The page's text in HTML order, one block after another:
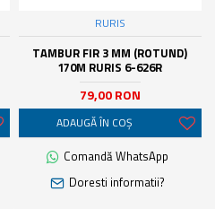
RURIS
TAMBUR FIR 3 MM (ROTUND)
170M RURIS 6-626R
79,00 RON
ADAUGĂ ÎN COŞ
Comandă WhatsApp
Doresti informatii?